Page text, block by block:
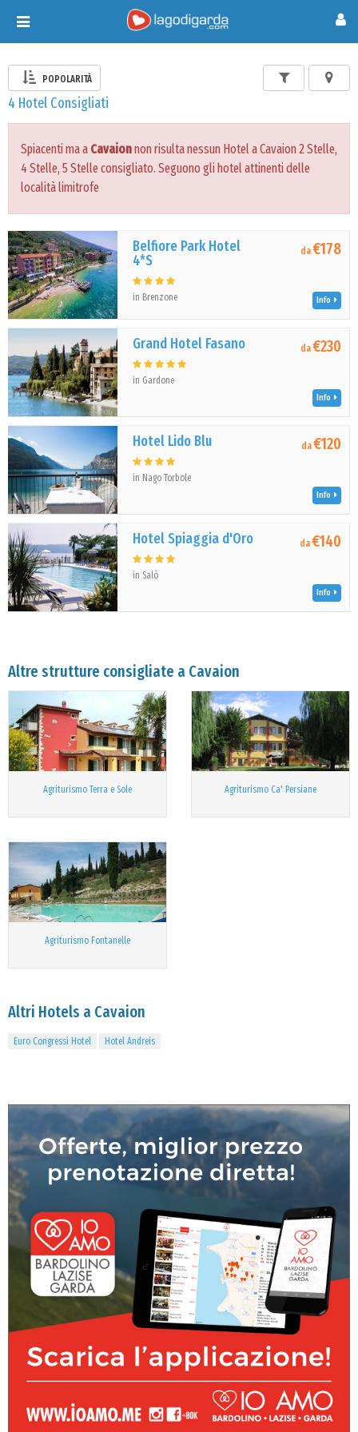
Toggle
navigation
POPOLARITÀ
4 Hotel Consigliati
Spiacenti ma a Cavaionnon risulta nessun Hotel a Cavaion 2 Stelle,
4 Stelle, 5 Stelle consigliato. Seguono gli hotel attinenti delle
località limitrofe
Belfiore Park Hotel
4*S
in Brenzone
da€178
Info
Grand Hotel Fasano
in Gardone
da€230
Info
Hotel Lido Blu
in Nago Torbole
da€120
Info
Hotel Spiaggia d'Oro
in Salò
da€140
Info
Altre strutture consigliate a Cavaion
Agriturismo Terra e Sole Agriturismo Ca' Persiane
Agriturismo Fontanelle
Altri Hotels a Cavaion
Euro Congressi Hotel Hotel Andreis